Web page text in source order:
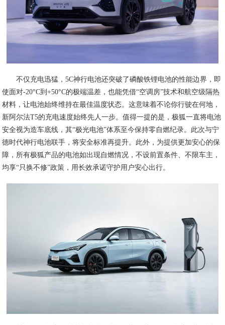
不仅充电迅猛，5C神行电池还突破了磷酸铁锂电池的性能边界，即
使面对-20°C到+50°C的极端温差，也能凭借“空调房”技术和航空级隔热
材料，让电池始终维持在最佳温度状态。这意味着不论你行驶在何地，
新阿尔法T5的充电速度始终先人一步。值得一提的是，极狐一直将电池
安全视为造车底线，其“极光电池”体系至今保持零自燃纪录。此次与宁
德时代神行电池联手，将安全标准再提升。此外，为提供更加安心的保
障，所有极狐产品的电池如出现自燃情况，不设前置条件、不限车主，
均享“只换不修”政策，用长效承诺守护用户安心出行。